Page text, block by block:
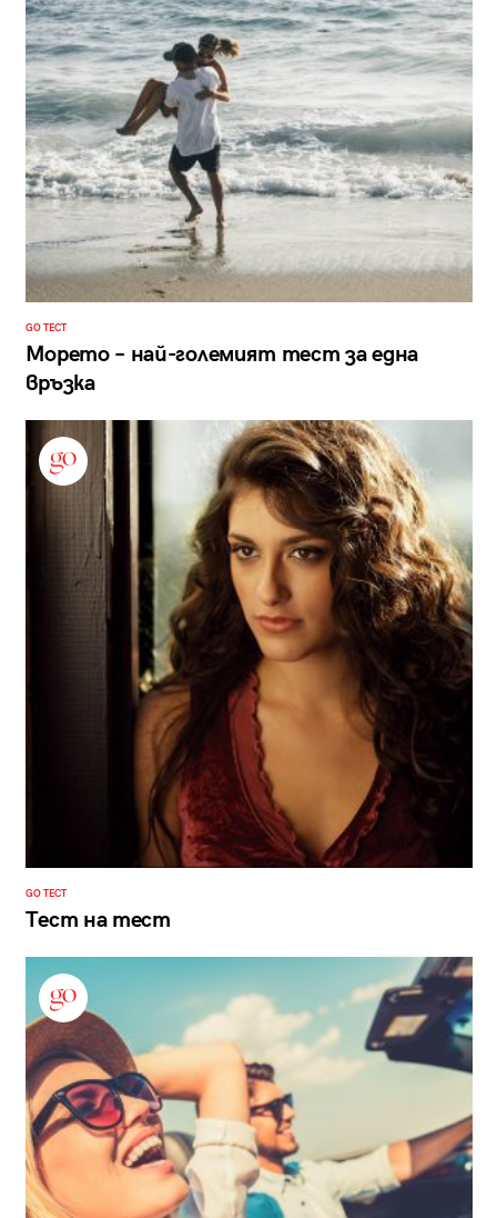
GO ТЕСТ
Морето – най-големият тест за една
връзка
GO ТЕСТ
Тест на тест